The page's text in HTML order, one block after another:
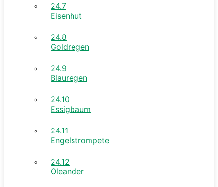
24.7
Eisenhut
24.8
Goldregen
24.9
Blauregen
24.10
Essigbaum
24.11
Engelstrompete
24.12
Oleander